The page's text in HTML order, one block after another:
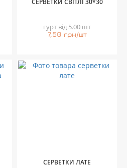
СЕРВЕТКИ СВІТЛІ 30*30
гурт від 5.00 шт
7,50 грн/шт
СЕРВЕТКИ ЛАТЕ